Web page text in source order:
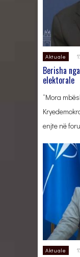
Aktuale
Berisha
elektorale
“Mora
enjte në
Aktuale